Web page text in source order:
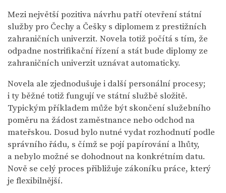
Mezi největší pozitiva návrhu patří otevření státní
služby pro Čechy a Češky s diplomem z prestižních
zahraničních univerzit. Novela totiž počítá s tím, že
odpadne nostrifikační řízení a stát bude diplomy ze
zahraničních univerzit uznávat automaticky.
Novela ale zjednodušuje i další personální procesy;
i ty běžné totiž fungují ve státní službě složitě.
Typickým příkladem může být skončení služebního
poměru na žádost zaměstnance nebo odchod na
mateřskou. Dosud bylo nutné vydat rozhodnutí podle
správního řádu, s čímž se pojí papírování a lhůty,
a nebylo možné se dohodnout na konkrétním datu.
Nově se celý proces přibližuje zákoníku práce, který
je flexibilnější.